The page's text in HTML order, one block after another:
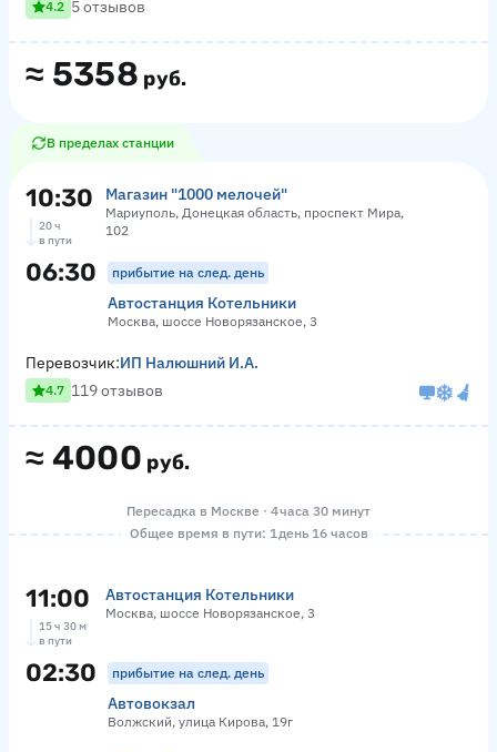
≈ 5358 руб.
4.2 5 отзывов
В пределах станции
10:30 Магазин "1000 мелочей"
Мариуполь, Донецкая область, проспект Мира,
102
20 ч
в пути
06:30 прибытие на след. день
Автостанция Котельники
Москва, шоссе Новорязанское, 3
≈ 4000 руб.
Перевозчик:ИП Налюшний И.А.
4.7 119 отзывов
Пересадка в Москве · 4 часа 30 минут
Общее время в пути: 1 день 16 часов
11:00 Автостанция Котельники
Москва, шоссе Новорязанское, 3
15 ч 30 м
в пути
02:30 прибытие на след. день
Автовокзал
Волжский, улица Кирова, 19г